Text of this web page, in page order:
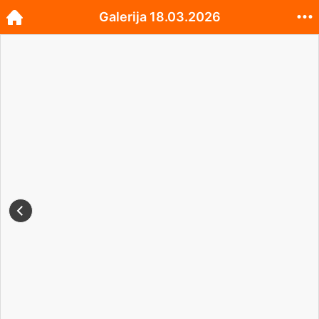
Galerija 18.03.2026